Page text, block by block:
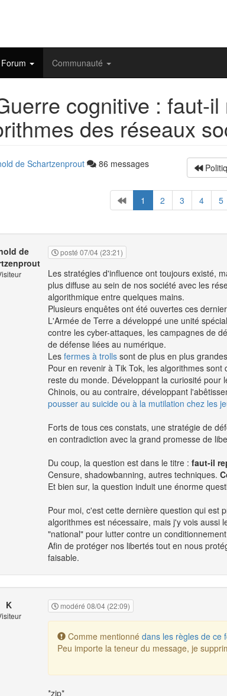
Forum Communauté
cognitive : faut-
des réseaux
de Schartzenprout 86 messages
1 2 3 4 5
de
posté 07/04 (23:21)
Les stratégies d'influence ont toujours existé,
plus diffuse au sein de nos société avec les
algorithmique entre quelques mains.
Plusieurs enquêtes ont été ouvertes ces
L'Armée de Terre a développé une unité
contre les cyber-attaques, les campagnes de
de défense liées au numérique.
Les fermes à trolls sont de plus en plus
Pour en revenir à Tik Tok, les algorithmes
reste du monde. Développant la curiosité
Chinois, ou au contraire, développant
pousser au suicide ou à la mutilation chez les
Forts de tous ces constats, une stratégie de
en contradiction avec la grand promesse de
Du coup, la question est dans le titre : faut-il
Censure, shadowbanning, autres techniques.
Et bien sur, la question induit une énorme
Pour moi, c'est cette dernière question qui est
algorithmes est nécessaire, mais j'y vois aussi
"national" pour lutter contre un
Afin de protéger nos libertés tout en nous
faisable.
K modéré 08/04 (22:09)
Comme mentionné dans les règles de ce
Peu importe la teneur du message, je
*zip*